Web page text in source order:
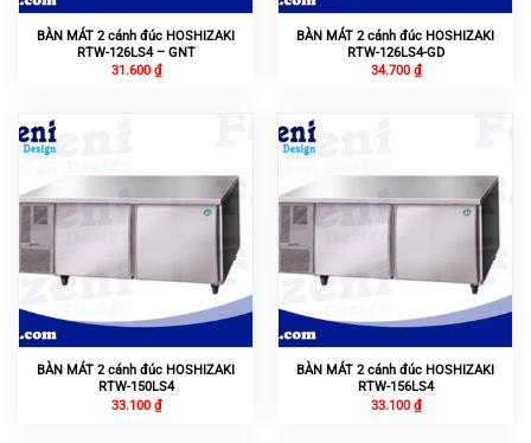
BÀN MÁT 2 cánh đúc HOSHIZAKI
RTW-126LS4 – GNT
31.600 ₫
BÀN MÁT 2 cánh đúc HOSHIZAKI
RTW-126LS4-GD
34.700 ₫
BÀN MÁT 2 cánh đúc HOSHIZAKI
RTW-150LS4
33.100 ₫
BÀN MÁT 2 cánh đúc HOSHIZAKI
RTW-156LS4
33.100 ₫